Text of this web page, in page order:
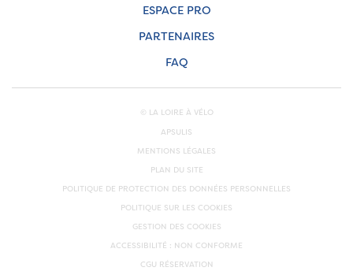
ESPACE PRO
PARTENAIRES
FAQ
© LA LOIRE À VÉLO
APSULIS
MENTIONS LÉGALES
PLAN DU SITE
POLITIQUE DE PROTECTION DES DONNÉES PERSONNELLES
POLITIQUE SUR LES COOKIES
GESTION DES COOKIES
ACCESSIBILITÉ : NON CONFORME
CGU RÉSERVATION